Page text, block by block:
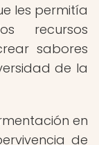
les permitía
recursos
sabores
de la
en
de